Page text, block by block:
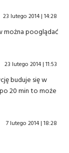
23 lutego 2014 | 14:28
można pooglądać
23 lutego 2014 | 11:53
buduje się w
20 min to może
7 lutego 2014 | 18:28